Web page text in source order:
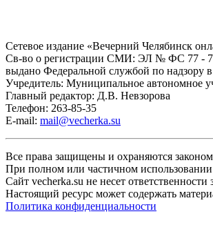
Сетевое издание «Вечерний Челябинск
Cв-во о регистрации СМИ: ЭЛ № ФС 77 -
выдано Федеральной службой по надзору
Учредитель: Муниципальное автономное
Главный редактор: Д.В. Невзорова
Телефон: 263-85-35
E-mail: mail@vecherka.su
Все права защищены и охраняются
При полном или частичном использовании
Сайт vecherka.su не несет
Настоящий ресурс может содержать
Политика конфиденциальности